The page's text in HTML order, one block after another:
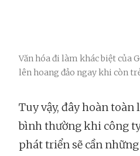
Văn hóa đi làm khác biệt của
lên hoang đảo ngay khi còn
Tuy vậy, đây hoàn toàn
bình thường khi công
phát triển sẽ cần